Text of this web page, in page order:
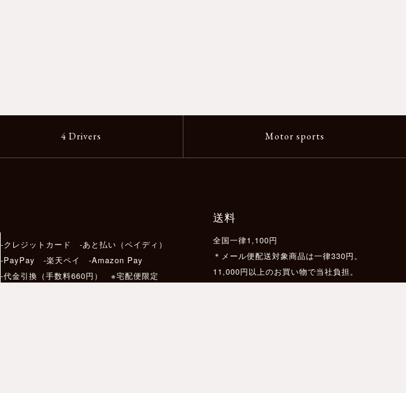
4 Drivers Motor sports
-クレジットカード -あと払い（ペイディ）
-PayPay -楽天ペイ -Amazon Pay
-代金引換（手数料660円） ※宅配便限定
送料
全国一律1,100円
＊メール便配送対象商品は一律330円。
11,000円以上のお買い物で当社負担。